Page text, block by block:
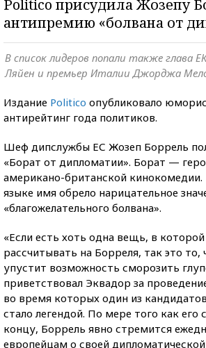
Politico присудила Жозепу
антипремию «болвана от
В список лидеров попали также глава
Ляйен и премьер Италии Джорджа
Издание Politico опубликовало
антирейтинг года политиков.
Шеф дипслужбы ЕС Жозеп Боррель
«Борат от дипломатии». Борат —
американо-британской кинокомедии.
языке имя обрело нарицательное
«благожелательного болвана».
«Если есть хоть одна вещь, в
рассчитывать на Борреля, так это то,
упустит возможность сморозить
приветствовал Эквадор за
во время которых один из
стало легендой. По мере того как его
концу, Боррель явно стремится
европейцам о своей дипломатической